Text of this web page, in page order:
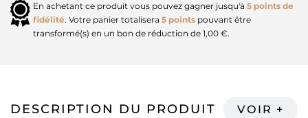
En achetant ce produit vous pouvez gagner jusqu'à 5 points de
fidélité. Votre panier totalisera 5 points pouvant être
transformé(s) en un bon de réduction de 1,00 €.
DESCRIPTION DU PRODUIT